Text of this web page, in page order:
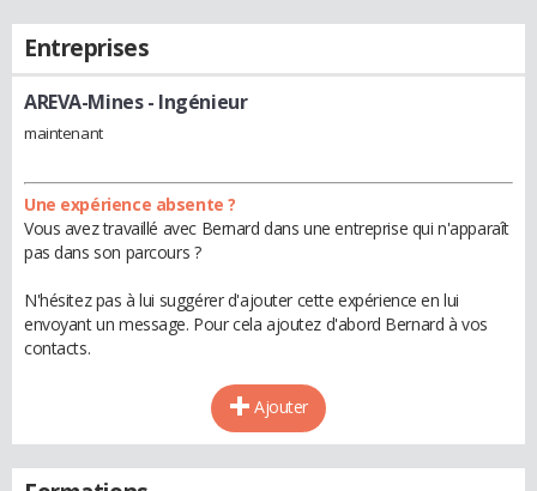
Entreprises
AREVA-Mines- Ingénieur
maintenant
Une expérience absente ?
Vous avez travaillé avec Bernard dans une entreprise qui n'apparaît
pas dans son parcours ?
N'hésitez pas à lui suggérer d'ajouter cette expérience en lui
envoyant un message. Pour cela ajoutez d'abord Bernard à vos
contacts.
Ajouter